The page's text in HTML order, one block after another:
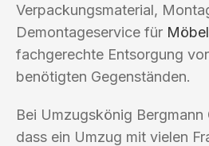
Verpackungsmaterial,
Demontageservice für Möbel
fachgerechte Entsorgung
benötigten Gegenständen.
Bei Umzugskönig Bergmann
dass ein Umzug mit vielen